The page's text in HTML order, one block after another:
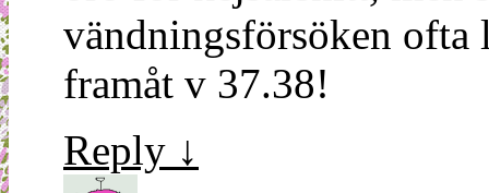
vändningsförsöken ofta
framåt v 37.38!
Reply ↓